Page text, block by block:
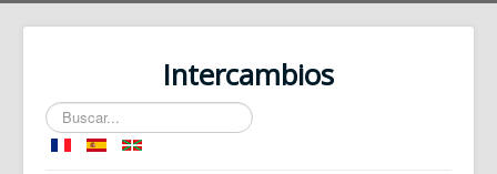
Intercambios
Buscar...